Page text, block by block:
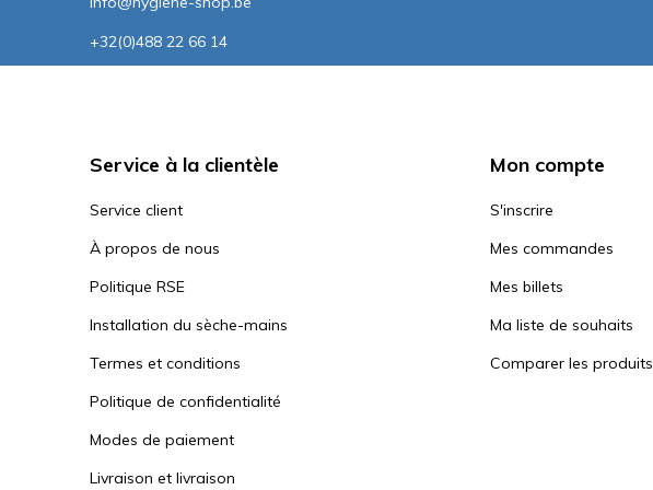
+32(0)488 22 66 14
Service à la clientèle
Service client
À propos de nous
Politique RSE
Installation du sèche-mains
Termes et conditions
Politique de confidentialité
Modes de paiement
Livraison et livraison
Mon compte
S'inscrire
Mes commandes
Mes billets
Ma liste de souhaits
Comparer les produits